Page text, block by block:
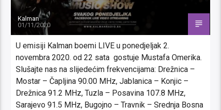
Kalman
01/11/2020
U emisiji Kalman boemi LIVE u ponedjeljak 2.
novembra 2020. od 22 sata gostuje Mustafa Omerika.
Slušajte nas na slijedećim frekvencijama: Drežnica –
Mostar – Čapljina 90.00 MHz, Jablanica – Konjic –
Drežnica 91.2 MHz, Tuzla – Posavina 107.8 MHz,
Sarajevo 91.5 MHz, Bugojno – Travnik – Srednja Bosna